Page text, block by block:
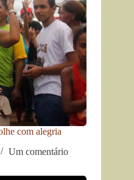
com alegria
Um comentário